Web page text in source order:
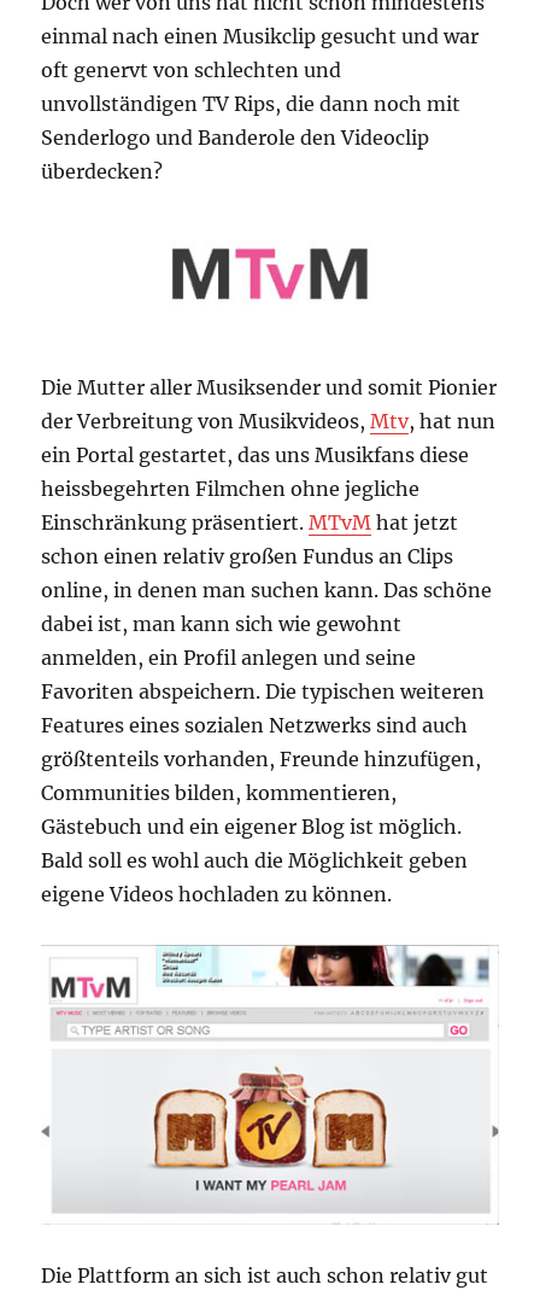
einmal nach einen Musikclip gesucht und war
oft genervt von schlechten und
unvollständigen TV Rips, die dann noch mit
Senderlogo und Banderole den Videoclip
überdecken?
Die Mutter aller Musiksender und somit Pionier
der Verbreitung von Musikvideos,Mtv, hat nun
ein Portal gestartet, das uns Musikfans diese
heissbegehrten Filmchen ohne jegliche
Einschränkung präsentiert.MTvM hat jetzt
schon einen relativ großen Fundus an Clips
online, in denen man suchen kann. Das schöne
dabei ist, man kann sich wie gewohnt
anmelden, ein Profil anlegen und seine
Favoriten abspeichern. Die typischen weiteren
Features eines sozialen Netzwerks sind auch
größtenteils vorhanden, Freunde hinzufügen,
Communities bilden, kommentieren,
Gästebuch und ein eigener Blog ist möglich.
Bald soll es wohl auch die Möglichkeit geben
eigene Videos hochladen zu können.
Die Plattform an sich ist auch schon relativ gut